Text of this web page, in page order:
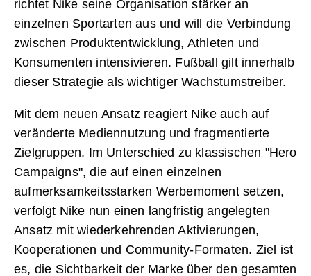
richtet Nike seine Organisation stärker an
einzelnen Sportarten aus und will die Verbindung
zwischen Produktentwicklung, Athleten und
Konsumenten intensivieren. Fußball gilt innerhalb
dieser Strategie als wichtiger Wachstumstreiber.
Mit dem neuen Ansatz reagiert Nike auch auf
veränderte Mediennutzung und fragmentierte
Zielgruppen. Im Unterschied zu klassischen "Hero
Campaigns", die auf einen einzelnen
aufmerksamkeitsstarken Werbemoment setzen,
verfolgt Nike nun einen langfristig angelegten
Ansatz mit wiederkehrenden Aktivierungen,
Kooperationen und Community-Formaten. Ziel ist
es, die Sichtbarkeit der Marke über den gesamten